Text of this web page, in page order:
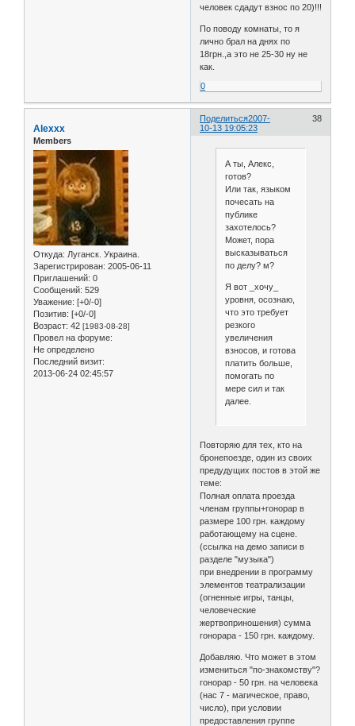
человек сдадут взнос по 20)!!!
По поводу комнаты, то я
лично брал на днях по
18грн.,а это не 25-30 ну не
как.
0
Поделиться 38
2007-
10-13 19:05:23
Alexxx
Members
Откуда: Луганск. Украина.
Зарегистрирован: 2005-06-11
Приглашений: 0
Сообщений: 529
Уважение: [+0/-0]
Позитив: [+0/-0]
Возраст: 42 [1983-08-28]
Провел на форуме:
Не определено
Последний визит:
2013-06-24 02:45:57
А ты, Алекс,
готов?
Или так, языком
почесать на
публике
захотелось?
Может, пора
высказываться
по делу? м?
Я вот _хочу_
уровня, осознаю,
что это требует
резкого
увеличения
взносов, и готова
платить больше,
помогать по
мере сил и так
далее.
Повторяю для тех, кто на
бронепоезде, один из своих
предудущих постов в этой же
теме:
Полная оплата проезда
членам группы+гонорар в
размере 100 грн. каждому
работающему на сцене.
(ссылка на демо записи в
разделе "музыка")
при внедрении в программу
элементов театрализации
(огненные игры, танцы,
человеческие
жертвоприношения) сумма
гонорара - 150 грн. каждому.
Добавляю. Что может в этом
измениться "по-знакомству"?
гонорар - 50 грн. на человека
(нас 7 - магическое, право,
число), при условии
предоставления группе